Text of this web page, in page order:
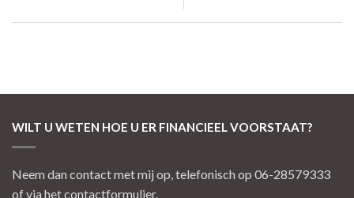
WILT U WETEN HOE U ER FINANCIEEL VOORSTAAT?
Neem dan contact met mij op, telefonisch op 06-28579333
of via het contactformulier.